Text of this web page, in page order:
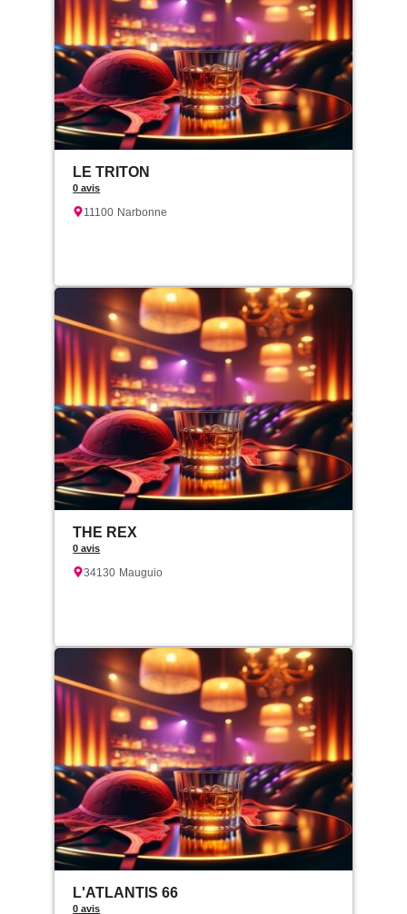
LE TRITON
0 avis
11100 Narbonne
THE REX
0 avis
34130 Mauguio
L'ATLANTIS 66
0 avis